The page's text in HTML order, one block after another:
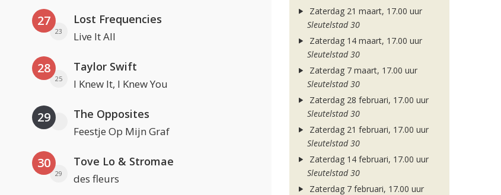
27
23
Lost Frequencies
Live It All
28
25
Taylor Swift
I Knew It, I Knew You
29 The Opposites
Feestje Op Mijn Graf
30
29
Tove Lo & Stromae
des fleurs
Zaterdag 21 maart, 17.00 uur
Sleutelstad 30
Zaterdag 14 maart, 17.00 uur
Sleutelstad 30
Zaterdag 7 maart, 17.00 uur
Sleutelstad 30
Zaterdag 28 februari, 17.00 uur
Sleutelstad 30
Zaterdag 21 februari, 17.00 uur
Sleutelstad 30
Zaterdag 14 februari, 17.00 uur
Sleutelstad 30
Zaterdag 7 februari, 17.00 uur